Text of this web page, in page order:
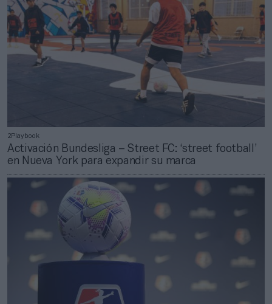
2Playbook
Activación Bundesliga – Street FC: ‘street football’
en Nueva York para expandir su marca